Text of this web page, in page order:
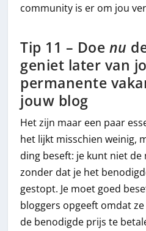
community is er om jou
Tip 11 – Doe nu
geniet later van
permanente
jouw blog
Het zijn maar een paar
het lijkt misschien weinig,
ding beseft: je kunt niet
zonder dat je het
gestopt. Je moet goed
bloggers opgeeft omdat
de benodigde prijs te